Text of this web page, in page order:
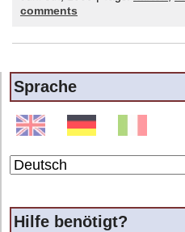
comments
Sprache
Hilfe benötigt?